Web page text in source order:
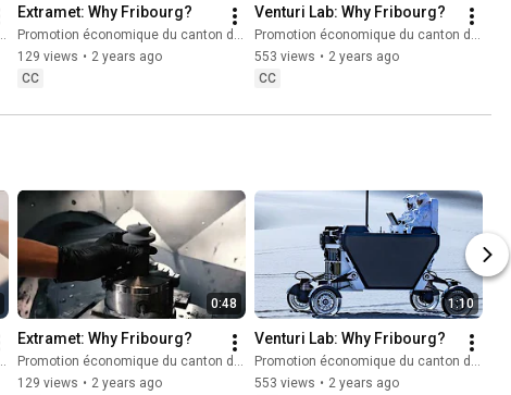
Extramet: Why Fribourg?
Promotion économique du canton de Fribourg
129 views • 2 years ago
CC
Venturi Lab: Why Fribourg?
Promotion économique du canton de Fribourg
553 views • 2 years ago
CC
0:48
Extramet: Why Fribourg?
Promotion économique du canton de Fribourg
129 views • 2 years ago
1:10
Venturi Lab: Why Fribourg?
Promotion économique du canton de Fribourg
553 views • 2 years ago